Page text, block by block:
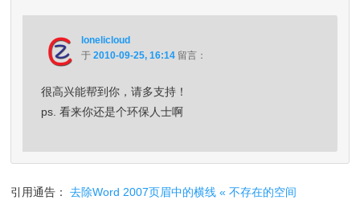
lonelicloud
于2010-09-25, 16:14 留言：
很高兴能帮到你，请多支持！
ps. 看来你还是个环保人士啊
引用通告：去除Word 2007页眉中的横线 « 不存在的空间